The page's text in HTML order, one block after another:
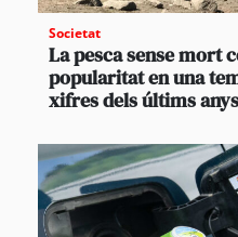
Societat
La pesca sense mort
popularitat en una
xifres dels últims anys